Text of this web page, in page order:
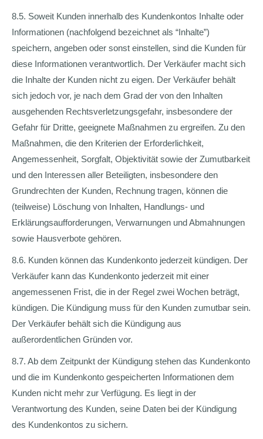
8.5. Soweit Kunden innerhalb des Kundenkontos Inhalte oder
Informationen (nachfolgend bezeichnet als “Inhalte”)
speichern, angeben oder sonst einstellen, sind die Kunden für
diese Informationen verantwortlich. Der Verkäufer macht sich
die Inhalte der Kunden nicht zu eigen. Der Verkäufer behält
sich jedoch vor, je nach dem Grad der von den Inhalten
ausgehenden Rechtsverletzungsgefahr, insbesondere der
Gefahr für Dritte, geeignete Maßnahmen zu ergreifen. Zu den
Maßnahmen, die den Kriterien der Erforderlichkeit,
Angemessenheit, Sorgfalt, Objektivität sowie der Zumutbarkeit
und den Interessen aller Beteiligten, insbesondere den
Grundrechten der Kunden, Rechnung tragen, können die
(teilweise) Löschung von Inhalten, Handlungs- und
Erklärungsaufforderungen, Verwarnungen und Abmahnungen
sowie Hausverbote gehören.
8.6. Kunden können das Kundenkonto jederzeit kündigen. Der
Verkäufer kann das Kundenkonto jederzeit mit einer
angemessenen Frist, die in der Regel zwei Wochen beträgt,
kündigen. Die Kündigung muss für den Kunden zumutbar sein.
Der Verkäufer behält sich die Kündigung aus
außerordentlichen Gründen vor.
8.7. Ab dem Zeitpunkt der Kündigung stehen das Kundenkonto
und die im Kundenkonto gespeicherten Informationen dem
Kunden nicht mehr zur Verfügung. Es liegt in der
Verantwortung des Kunden, seine Daten bei der Kündigung
des Kundenkontos zu sichern.